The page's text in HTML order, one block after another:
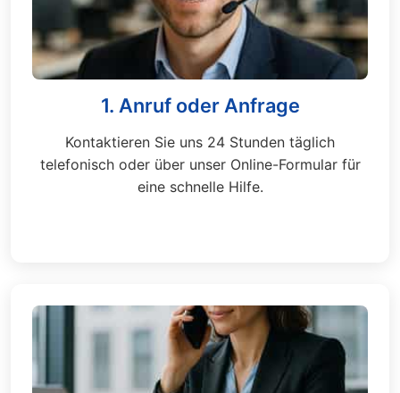
1. Anruf oder Anfrage
Kontaktieren Sie uns 24 Stunden täglich
telefonisch oder über unser Online-Formular für
eine schnelle Hilfe.